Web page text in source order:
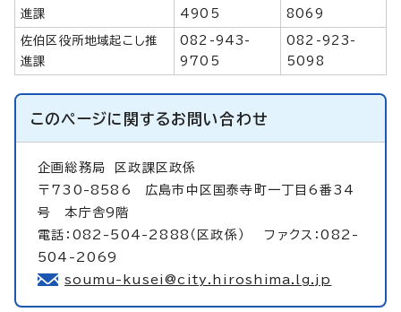
進課 4905 8069
佐伯区役所地域起こし推
進課
082-943-
9705
082-923-
5098
このページに関するお問い合わせ
企画総務局
区政課区政係
〒730-8586 広島市中区国泰寺町一丁目6番34
号 本庁舎9階
電話：082-504-2888（区政係） ファクス：082-
504-2069
soumu-kusei@city.hiroshima.lg.jp